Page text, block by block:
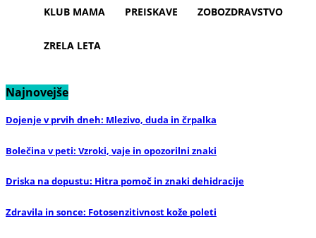
KLUB MAMA PREISKAVE ZOBOZDRAVSTVO
ZRELA LETA
Najnovejše
Dojenje v prvih dneh: Mlezivo, duda in črpalka
Bolečina v peti: Vzroki, vaje in opozorilni znaki
Driska na dopustu: Hitra pomoč in znaki dehidracije
Zdravila in sonce: Fotosenzitivnost kože poleti